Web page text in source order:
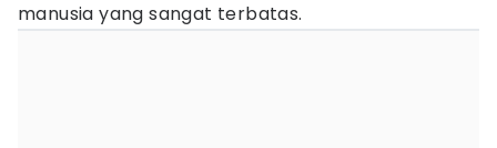
manusia yang sangat terbatas.